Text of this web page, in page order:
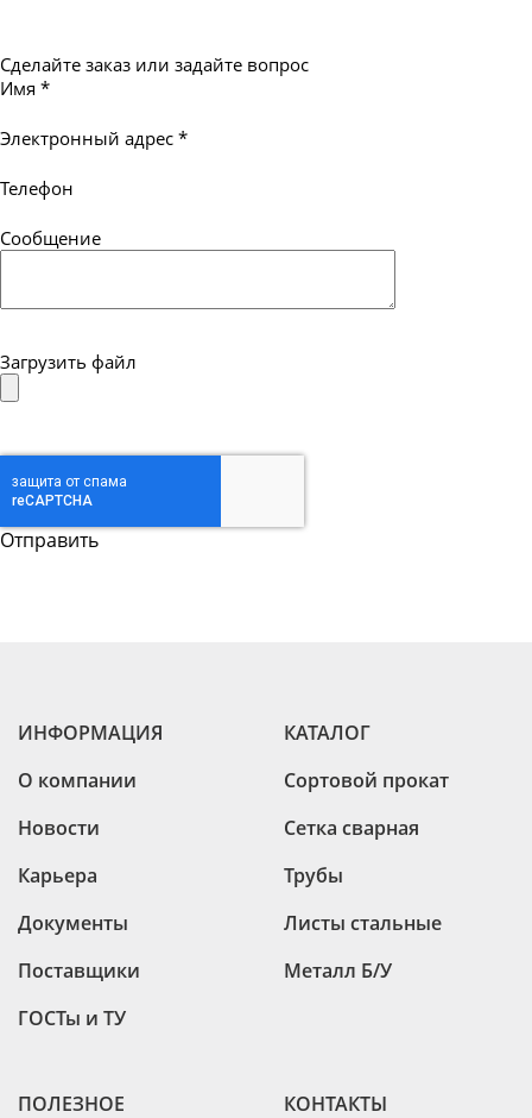
Сделайте заказ или задайте вопрос
Имя *
Электронный адрес *
Телефон
Сообщение
Загрузить файл
ИНФОРМАЦИЯ
О компании
Новости
Карьера
Документы
Поставщики
ГОСТы и ТУ
КАТАЛОГ
Сортовой прокат
Сетка сварная
Трубы
Листы стальные
Металл Б/У
ПОЛЕЗНОЕ
КОНТАКТЫ